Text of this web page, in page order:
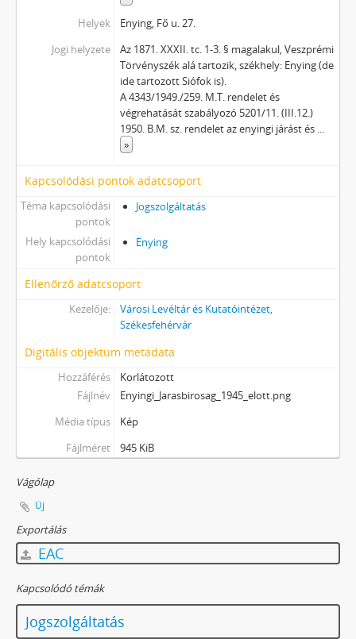
Helyek
Enying, Fő u. 27.
Jogi helyzete
Az 1871. XXXII. tc. 1-3. § magalakul, Veszprémi
Törvényszék alá tartozik, székhely: Enying (de
ide tartozott Siófok is).
A 4343/1949./259. M.T. rendelet és
végrehatását szabályozó 5201/11. (III.12.)
1950. B.M. sz. rendelet az enyingi járást és ...
»
Kapcsolódási pontok adatcsoport
Téma kapcsolódási
pontok
Jogszolgáltatás
Hely kapcsolódási
pontok
Enying
Ellenőrző adatcsoport
Kezelője:
Városi Levéltár és Kutatóintézet,
Székesfehérvár
Digitális objektum metadata
Hozzáférés
Korlátozott
Fájlnév
Enyingi_Jarasbirosag_1945_elott.png
Média típus
Kép
Fájlméret
945 KiB
Vágólap
Új
Exportálás
EAC
Kapcsolódó témák
Jogszolgáltatás